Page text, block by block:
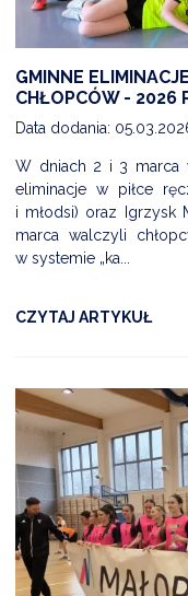
GMINNE
CHŁOPCÓW - 2026
Data dodania:
W dniach 2 i 3 marca
eliminacje w piłce
i młodsi) oraz Igrzysk
marca walczyli
w systemie „ka...
CZYTAJ ARTYKUŁ